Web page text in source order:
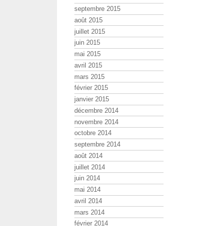
septembre 2015
août 2015
juillet 2015
juin 2015
mai 2015
avril 2015
mars 2015
février 2015
janvier 2015
décembre 2014
novembre 2014
octobre 2014
septembre 2014
août 2014
juillet 2014
juin 2014
mai 2014
avril 2014
mars 2014
février 2014